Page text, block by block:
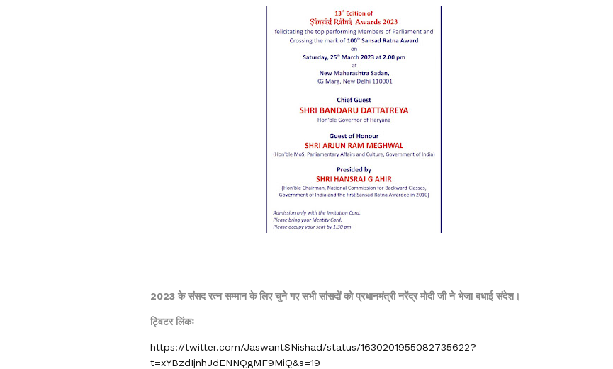
2023 के संसद रत्न सम्मान के लिए चुने गए सभी सांसदों को प्रधानमंत्री नरेंद्र मोदी जी ने भेजा बधाई संदेश।
ट्विटर लिंकः
https://twitter.com/JaswantSNishad/status/1630201955082735622?
t=xYBzdIjnhJdENNQgMF9MiQ&s=19